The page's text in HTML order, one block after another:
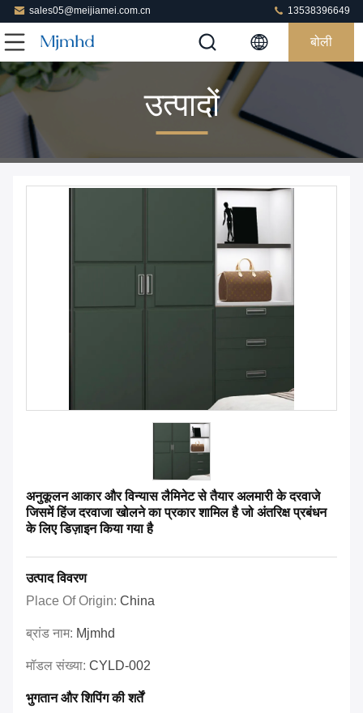
sales05@meijiamei.com.cn 13538396649
बोली
उत्पादों
अनुकूलन आकार और विन्यास लैमिनेट से तैयार अलमारी के दरवाजे
जिसमें हिंज दरवाजा खोलने का प्रकार शामिल है जो अंतरिक्ष प्रबंधन
के लिए डिज़ाइन किया गया है
उत्पाद विवरण
Place Of Origin: China
ब्रांड नाम: Mjmhd
मॉडल संख्या: CYLD-002
भुगतान और शिपिंग की शर्तें